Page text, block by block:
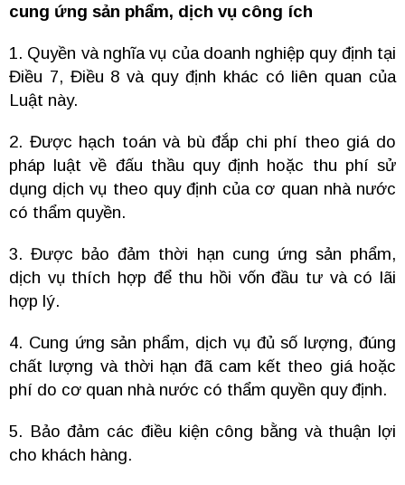
cung ứng sản phẩm, dịch vụ công ích
1. Quyền và nghĩa vụ của doanh nghiệp quy định tại
Điều 7, Điều 8 và quy định khác có liên quan của
Luật này.
2. Được hạch toán và bù đắp chi phí theo giá do
pháp luật về đấu thầu quy định hoặc thu phí sử
dụng dịch vụ theo quy định của cơ quan nhà nước
có thẩm quyền.
3. Được bảo đảm thời hạn cung ứng sản phẩm,
dịch vụ thích hợp để thu hồi vốn đầu tư và có lãi
hợp lý.
4. Cung ứng sản phẩm, dịch vụ đủ số lượng, đúng
chất lượng và thời hạn đã cam kết theo giá hoặc
phí do cơ quan nhà nước có thẩm quyền quy định.
5. Bảo đảm các điều kiện công bằng và thuận lợi
cho khách hàng.